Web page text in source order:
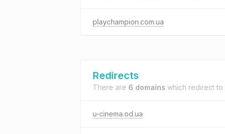
playchampion.com.ua
Redirects
There are 6 domains which redirect to
u-cinema.od.ua